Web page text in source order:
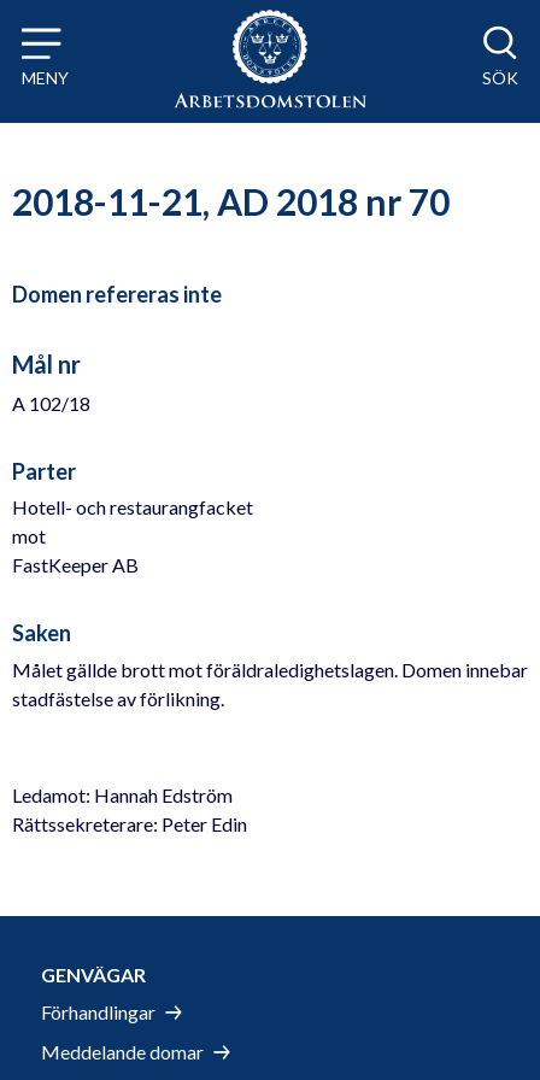
Till innehåll på sidan x
MENY SÖK
2018-11-21, AD 2018 nr 70
Domen refereras inte
Mål nr
A 102/18
Parter
Hotell- och restaurangfacket
mot
FastKeeper AB
Saken
Målet gällde brott mot föräldraledighetslagen. Domen innebar
stadfästelse av förlikning.
Ledamot: Hannah Edström
Rättssekreterare: Peter Edin
GENVÄGAR
Förhandlingar
Meddelande domar